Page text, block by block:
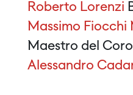
Roberto Lorenzi
Massimo Fiocchi
Maestro del Coro
Alessandro